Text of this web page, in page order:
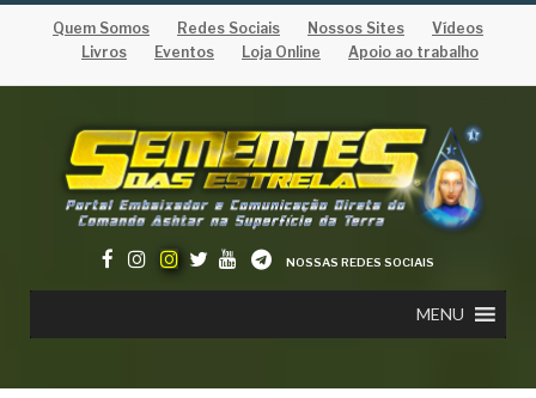
Quem Somos Redes Sociais Nossos Sites
Vídeos
Livros
Eventos Loja Online Apoio ao trabalho
NOSSAS REDES SOCIAIS
MENU